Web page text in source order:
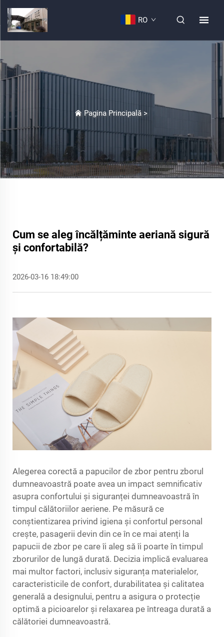
RO
Pagina Principală >
Cum se aleg încălțăminte aeriană sigură
și confortabilă?
2026-03-16 18:49:00
Alegerea corectă a papucilor de zbor pentru zborul
dumneavoastră poate avea un impact semnificativ
asupra confortului și siguranței dumneavoastră în
timpul călătoriilor aeriene. Pe măsură ce
conștientizarea privind igiena și confortul personal
crește, pasagerii devin din ce în ce mai atenți la
papucii de zbor pe care îi aleg să îi poarte în timpul
zborurilor de lungă durată. Decizia implică evaluarea
mai multor factori, inclusiv siguranța materialelor,
caracteristicile de confort, durabilitatea și calitatea
generală a designului, pentru a asigura o protecție
optimă a picioarelor și relaxarea pe întreaga durată a
călătoriei dumneavoastră.